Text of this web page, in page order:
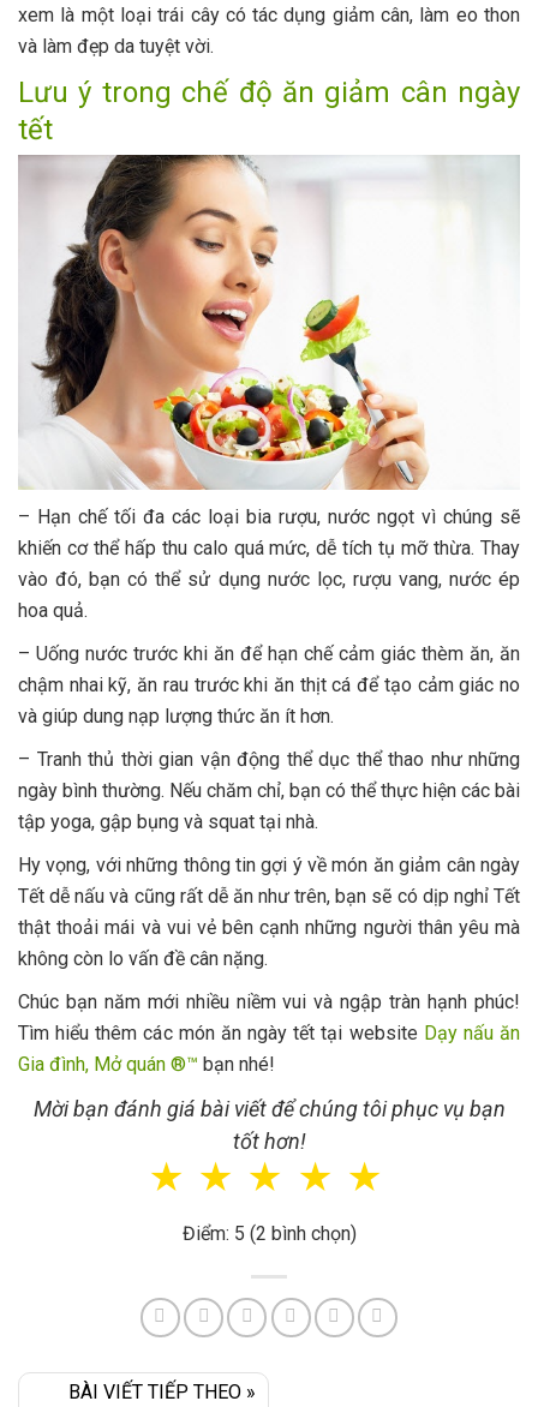
xem là một loại trái cây có tác dụng giảm cân, làm eo thon
và làm đẹp da tuyệt vời.
Lưu ý trong chế độ ăn giảm cân ngày
tết
– Hạn chế tối đa các loại bia rượu, nước ngọt vì chúng sẽ
khiến cơ thể hấp thu calo quá mức, dễ tích tụ mỡ thừa. Thay
vào đó, bạn có thể sử dụng nước lọc, rượu vang, nước ép
hoa quả.
– Uống nước trước khi ăn để hạn chế cảm giác thèm ăn, ăn
chậm nhai kỹ, ăn rau trước khi ăn thịt cá để tạo cảm giác no
và giúp dung nạp lượng thức ăn ít hơn.
– Tranh thủ thời gian vận động thể dục thể thao như những
ngày bình thường. Nếu chăm chỉ, bạn có thể thực hiện các bài
tập yoga, gập bụng và squat tại nhà.
Hy vọng, với những thông tin gợi ý về món ăn giảm cân ngày
Tết dễ nấu và cũng rất dễ ăn như trên, bạn sẽ có dịp nghỉ Tết
thật thoải mái và vui vẻ bên cạnh những người thân yêu mà
không còn lo vấn đề cân nặng.
Chúc bạn năm mới nhiều niềm vui và ngập tràn hạnh phúc!
Tìm hiểu thêm các món ăn ngày tết tại website Dạy nấu ăn
Gia đình, Mở quán ®™ bạn nhé!
Mời bạn đánh giá bài viết để chúng tôi phục vụ bạn
tốt hơn!
☆
☆
☆
☆
☆
Điểm: 5 (2 bình chọn)
BÀI VIẾT TIẾP THEO »